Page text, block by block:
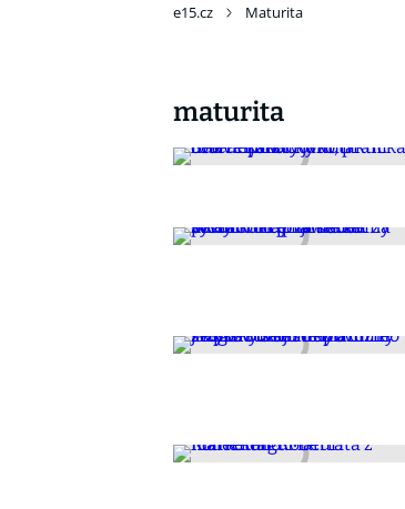
e15.cz Maturita
maturita